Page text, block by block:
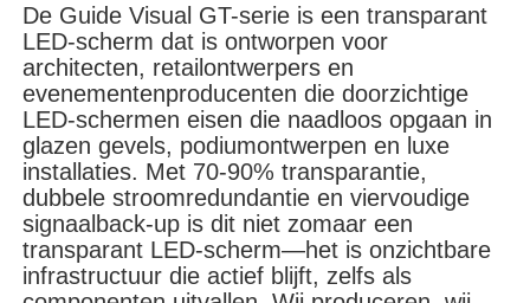
Huis
Producten
Video's
VR -show
De Guide Visual GT-serie is een transparant
LED-scherm dat is ontworpen voor
architecten, retailontwerpers en
evenementenproducenten die doorzichtige
LED-schermen eisen die naadloos opgaan in
glazen gevels, podiumontwerpen en luxe
installaties. Met 70-90% transparantie,
dubbele stroomredundantie en viervoudige
signaalback-up is dit niet zomaar een
transparant LED-scherm—het is onzichtbare
infrastructuur die actief blijft, zelfs als